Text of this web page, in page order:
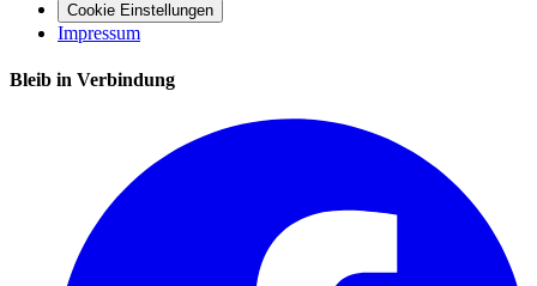
Cookie Einstellungen
Impressum
Bleib in Verbindung